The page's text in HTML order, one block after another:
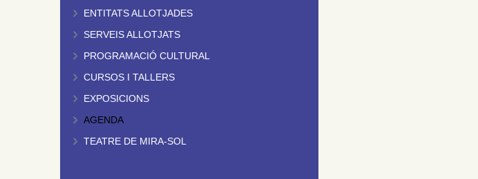
ENTITATS ALLOTJADES
SERVEIS ALLOTJATS
PROGRAMACIÓ CULTURAL
CURSOS I TALLERS
EXPOSICIONS
AGENDA
TEATRE DE MIRA-SOL